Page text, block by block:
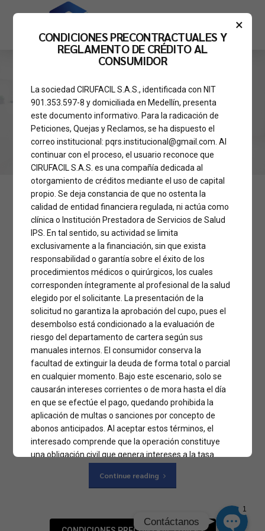
HOME CATEGORY
Noticias
CUIDADOS NOTICIAS RECUPERACION
Qué hacer para
pasar un
postoperatorio en
cuarentena
Si te sometiste a una operación de cirugía estética antes del
15 de marzo y estás en casa recién operado es probable que
no sepas como actuar. Hace unos días, aunque parezcan
semanas, el mundo cambió. Y las consecuencias se dejan a
notar en muchos niveles. Por eso las circunstancias deben
adaptarse, y si estás...
Continue reading
×
CONDICIONES PRECONTRACTUALES Y
REGLAMENTO DE CRÉDITO AL
CONSUMIDOR
La sociedad CIRUFACIL S.A.S., identificada con NIT
901.353.597-8 y domiciliada en Medellín, presenta
este documento informativo. Para la radicación de
Peticiones, Quejas y Reclamos, se ha dispuesto el
correo institucional: pqrs.institucional@gmail.com. Al
continuar con el proceso, el usuario reconoce que
CIRUFACIL S.A.S. es una compañía dedicada al
otorgamiento de créditos mediante el uso de capital
propio. Se deja constancia de que no ostenta la
calidad de entidad financiera regulada, ni actúa como
clínica o Institución Prestadora de Servicios de Salud
IPS. En tal sentido, su actividad se limita
exclusivamente a la financiación, sin que exista
responsabilidad o garantía sobre el éxito de los
procedimientos médicos o quirúrgicos, los cuales
corresponden íntegramente al profesional de la salud
elegido por el solicitante. La presentación de la
solicitud no garantiza la aprobación del cupo, pues el
desembolso está condicionado a la evaluación de
riesgo del departamento de cartera según sus
manuales internos. El consumidor conserva la
facultad de extinguir la deuda de forma total o parcial
en cualquier momento. Bajo este escenario, solo se
causarán intereses corrientes o de mora hasta el día
en que se efectúe el pago, quedando prohibida la
aplicación de multas o sanciones por concepto de
abonos anticipados. Al aceptar estos términos, el
interesado comprende que la operación constituye
una obligación civil que genera intereses a la tasa
Financiera de Colombia. Por consiguiente, el impago
Datacrédito o CIFIN, y para iniciar las gestiones de
WhatsApp
Facebook Messenger
1
Contáctanos